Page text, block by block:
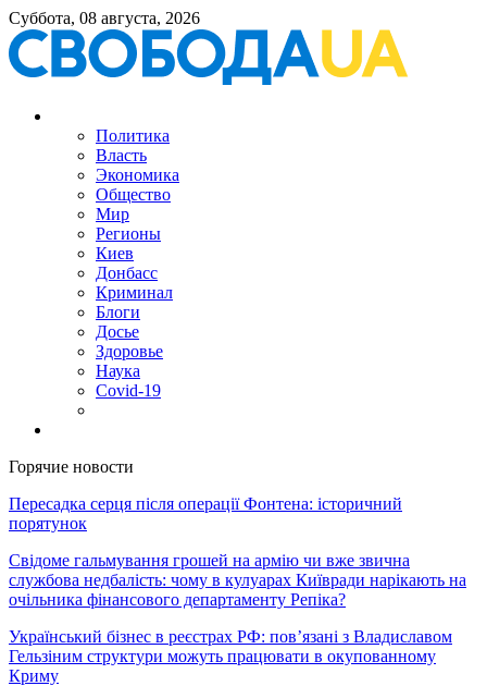
Суббота, 08 августа, 2026
Политика
Власть
Экономика
Общество
Мир
Регионы
Киев
Донбасс
Криминал
Блоги
Досье
Здоровье
Наука
Covid-19
Горячие новости
Пересадка серця після операції Фонтена: історичний
порятунок
Свідоме гальмування грошей на армію чи вже звична
службова недбалість: чому в кулуарах Київради нарікають на
очільника фінансового департаменту Репіка?
Український бізнес в реєстрах РФ: пов’язані з Владиславом
Гельзіним структури можуть працювати в окупованному
Криму